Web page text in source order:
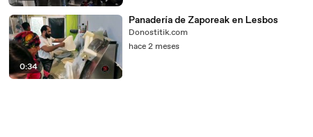
0:34
Panadería de Zaporeak en Lesbos
Donostitik.com
hace 2 meses